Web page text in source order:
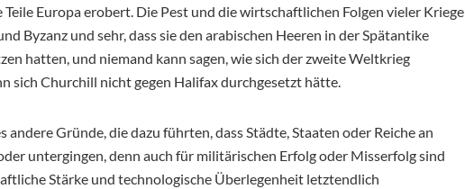
Europa erobert. Die Pest und die wirtschaftlichen Folgen vieler Kriege
Byzanz und sehr, dass sie den arabischen Heeren in der Spätantike
hatten, und niemand kann sagen, wie sich der zweite Weltkrieg
sich Churchill nicht gegen Halifax durchgesetzt hätte.
andere Gründe, die dazu führten, dass Städte, Staaten oder Reiche an
untergingen, denn auch für militärischen Erfolg oder Misserfolg sind
Stärke und technologische Überlegenheit letztendlich